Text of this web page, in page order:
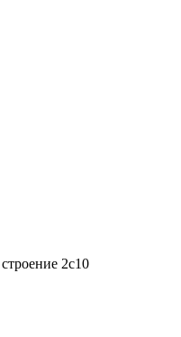
2с10